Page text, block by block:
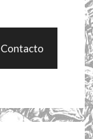
Contacto